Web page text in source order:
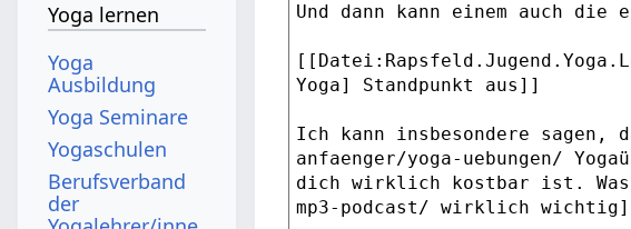
Yoga lernen
Yoga
Ausbildung
Yoga Seminare
Yogaschulen
Berufsverband
der